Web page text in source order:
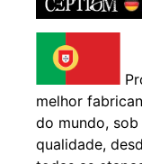
melhor
do mundo,
qualidade,